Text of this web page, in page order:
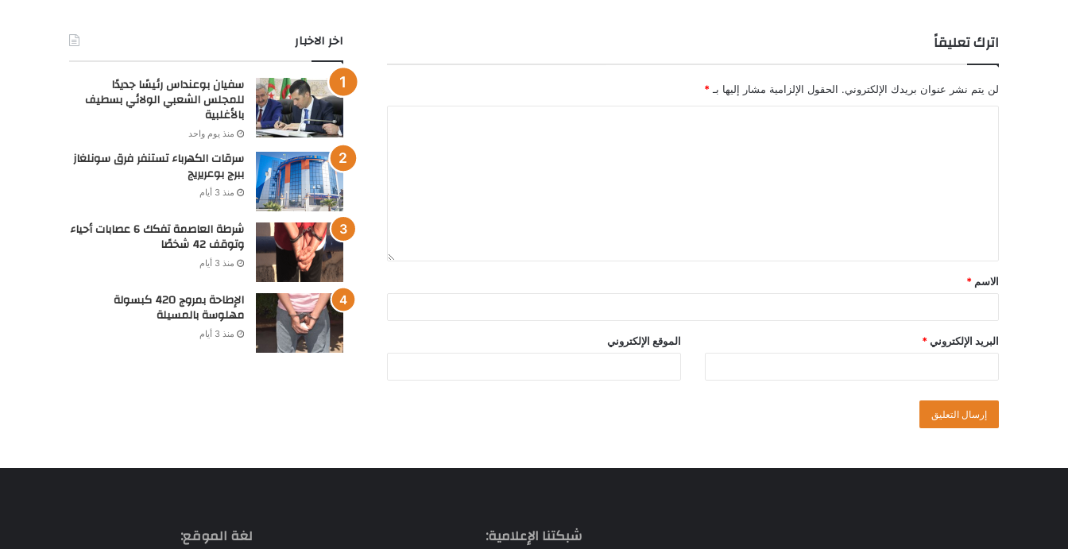
اترك تعليقاً
لن يتم نشر عنوان بريدك الإلكتروني. الحقول الإلزامية مشار إليها بـ *
الاسم *
البريد الإلكتروني * الموقع الإلكتروني
اخر الاخبار
سفيان بوعنداس رئيسًا جديدًا
للمجلس الشعبي الولائي بسطيف
بالأغلبية
منذ يوم واحد
سرقات الكهرباء تستنفر فرق سونلغاز
ببرج بوعريريج
منذ 3 أيام
شرطة العاصمة تفكك 6 عصابات أحياء
وتوقف 42 شخصًا
منذ 3 أيام
الإطاحة بمروج 420 كبسولة
مهلوسة بالمسيلة
منذ 3 أيام
شبكتنا الإعلامية: لغة الموقع: